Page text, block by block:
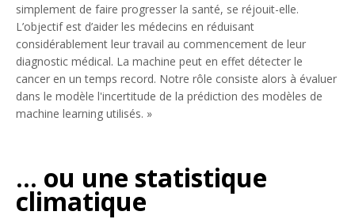
simplement de faire progresser la santé, se réjouit-elle.
L’objectif est d’aider les médecins en réduisant
considérablement leur travail au commencement de leur
diagnostic médical. La machine peut en effet détecter le
cancer en un temps record. Notre rôle consiste alors à évaluer
dans le modèle l'incertitude de la prédiction des modèles de
machine learning utilisés. »
… ou une statistique
climatique